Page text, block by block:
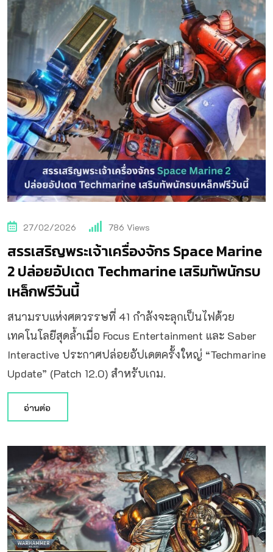
27/02/2026 786 Views
สรรเสริญพระเจ้าเครื่องจักร Space Marine
2 ปล่อยอัปเดต Techmarine เสริมทัพนักรบ
เหล็กฟรีวันนี้
สนามรบแห่งศตวรรษที่ 41 กำลังจะลุกเป็นไฟด้วย
เทคโนโลยีสุดล้ำเมื่อ Focus Entertainment และ Saber
Interactive ประกาศปล่อยอัปเดตครั้งใหญ่ “Techmarine
Update” (Patch 12.0) สำหรับเกม.
อ่านต่อ